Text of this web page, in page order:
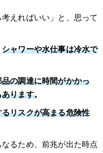
えればいい」と、思って
シャワーや水仕事は冷水で
の調達に時間がかかっ
ります。
リスクが高まる危険性
るため、前兆が出た時点